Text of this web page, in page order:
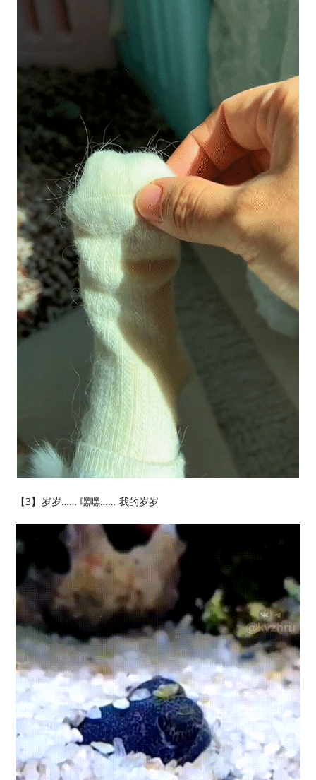
【3】岁岁…… 嘿嘿…… 我的岁岁